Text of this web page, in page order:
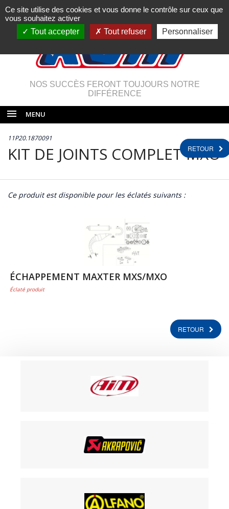
NOS SUCCÈS FERONT TOUJOURS NOTRE
DIFFÉRENCE
MENU
RETOUR
11P20.1870091
KIT DE JOINTS COMPLET MXO
Ce produit est disponible pour les éclatés suivants :
ÉCHAPPEMENT MAXTER MXS/MXO
Éclaté produit
RETOUR
Ce site utilise des cookies et vous donne le contrôle sur ceux que
vous souhaitez activer
Tout accepter
Tout refuser Personnaliser